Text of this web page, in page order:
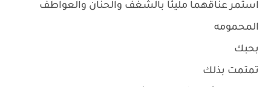
استمر عناقهما مليئآ بالشغف والحنان والعواطف
المحمومه
بحبك
تمتمت بذلك